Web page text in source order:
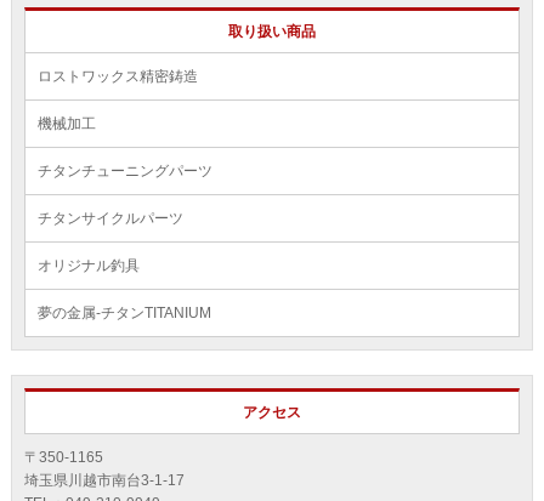
取り扱い商品
ロストワックス精密鋳造
機械加工
チタンチューニングパーツ
チタンサイクルパーツ
オリジナル釣具
夢の金属-チタンTITANIUM
アクセス
〒350-1165
埼⽟県川越市南台3-1-17